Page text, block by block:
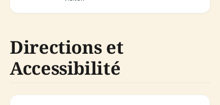
Directions et
Accessibilité